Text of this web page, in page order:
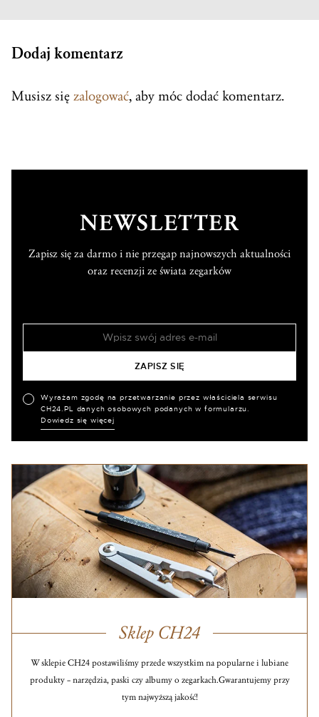
Dodaj komentarz
Musisz się zalogować, aby móc dodać komentarz.
NEWSLETTER
Zapisz się za darmo i nie przegap najnowszych aktualności
oraz recenzji ze świata zegarków
Wyrażam zgodę na przetwarzanie przez właściciela serwisu
CH24.PL danych osobowych podanych w formularzu.
Dowiedz się więcej
Sklep CH24
W sklepie CH24 postawiliśmy przede wszystkim na popularne i lubiane
produkty – narzędzia, paski czy albumy o zegarkach.Gwarantujemy przy
tym najwyższą jakość!